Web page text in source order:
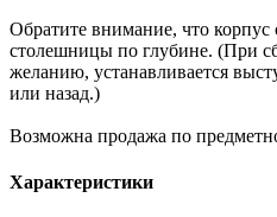
Обратите внимание, что
столешницы по глубине. (При
желанию, устанавливается
или назад.)
Возможна продажа по
Характеристики